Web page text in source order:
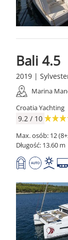
Bali 4.5
2019 |
Marina
Croatia Yachting
9.2 / 10
Max. osób: 12
Długość: 13.60